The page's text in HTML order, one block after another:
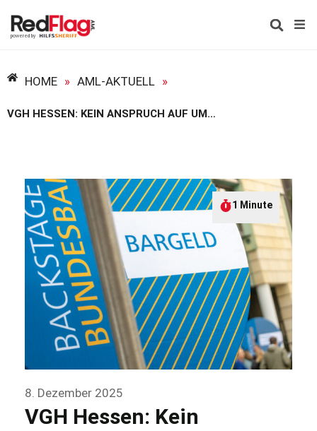
HOME » AML-AKTUELL »
VGH HESSEN: KEIN ANSPRUCH AUF UMTAUSCH – MASSIVE ZWEIFEL AN EIGENTUM UND GELDWÄSCHEVERDACHT
8. Dezember 2025
VGH Hessen: Kein
1 Minute